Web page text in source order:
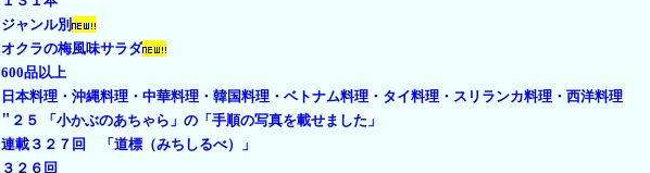
ジャンル別
オクラの梅風味サラダ
600品以上
日本料理・ 沖縄料理・ 中華料理・ 韓国料理・ ベトナム料理・ タイ料理・ スリランカ料理・ 西洋料理
" ２５ 「小かぶのあちゃら」の「手順の写真を載せました」
連載３２７回 「道標（みちしるべ）」
３２６回